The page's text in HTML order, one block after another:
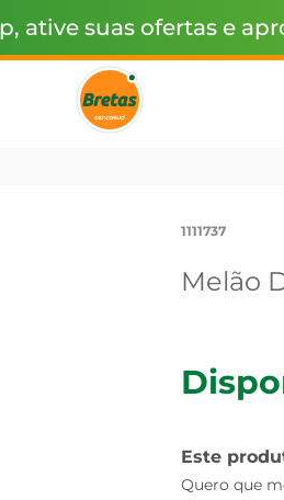
ative suas ofertas e
1111737
Melão
Este
Quero que